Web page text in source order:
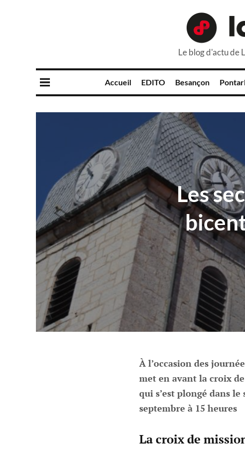
Le blog d'actu de
Accueil EDITO Besançon
Les
À l’occasion des
met en avant la croix
qui s’est plongé dans
septembre à 15 heures
La croix de